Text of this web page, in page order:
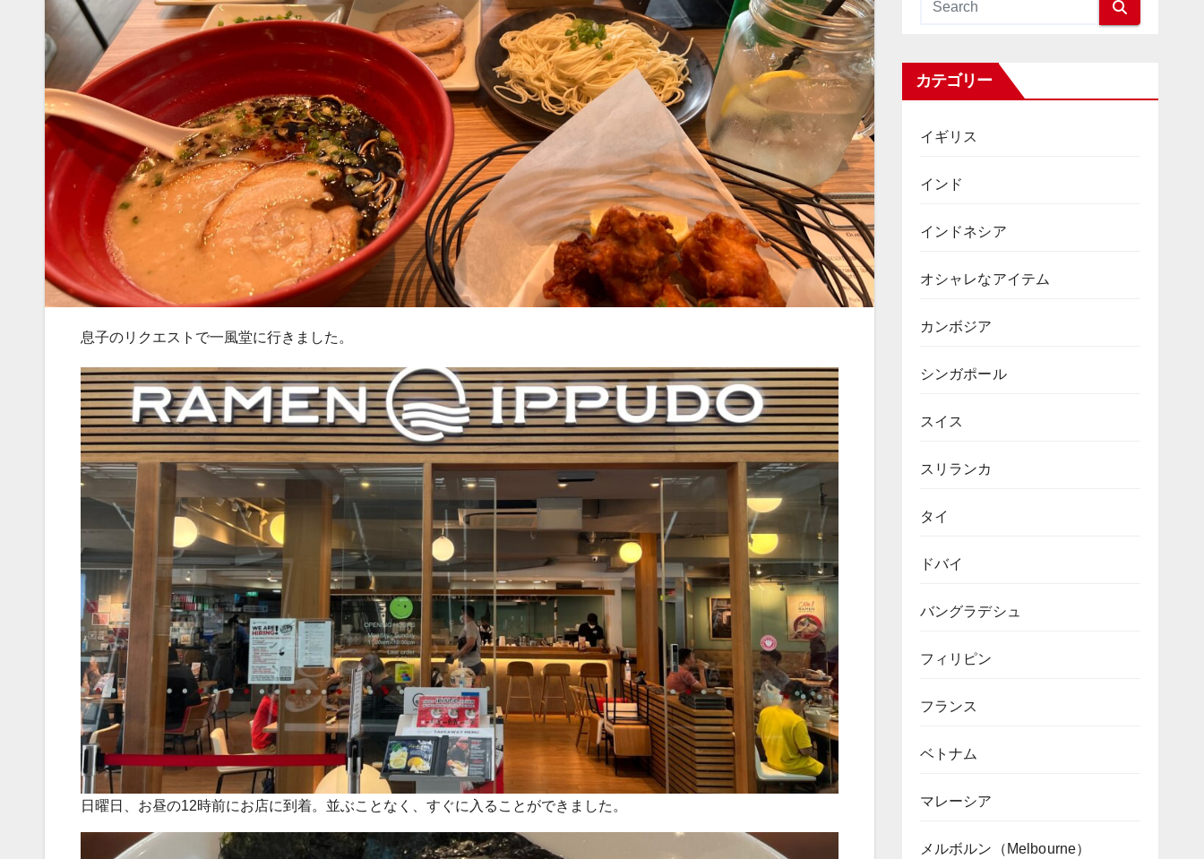
息子のリクエストで一風堂に行きました。
日曜日、お昼の12時前にお店に到着。並ぶことなく、すぐに入ることができました。
カテゴリー
イギリス
インド
インドネシア
オシャレなアイテム
カンボジア
シンガポール
スイス
スリランカ
タイ
ドバイ
バングラデシュ
フィリピン
フランス
ベトナム
マレーシア
メルボルン（Melbourne）